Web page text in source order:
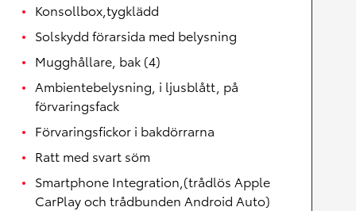
Konsollbox,tygklädd
Solskydd förarsida med belysning
Mugghållare, bak (4)
Ambientebelysning, i ljusblått, på
förvaringsfack
Förvaringsfickor i bakdörrarna
Ratt med svart söm
Smartphone Integration,(trådlös Apple
CarPlay och trådbunden Android Auto)